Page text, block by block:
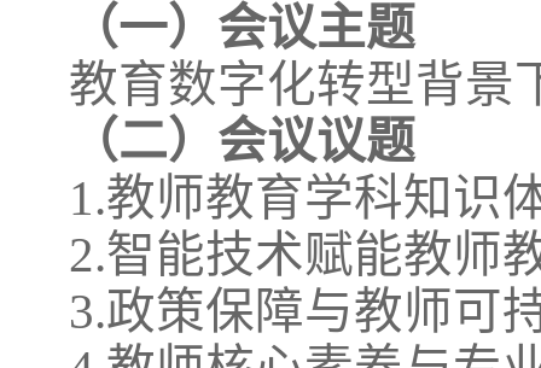
（一）会议主题
教育数字化转型背景
（二）会议议题
1.教师教育学科知识
2.智能技术赋能教师
3.政策保障与教师可